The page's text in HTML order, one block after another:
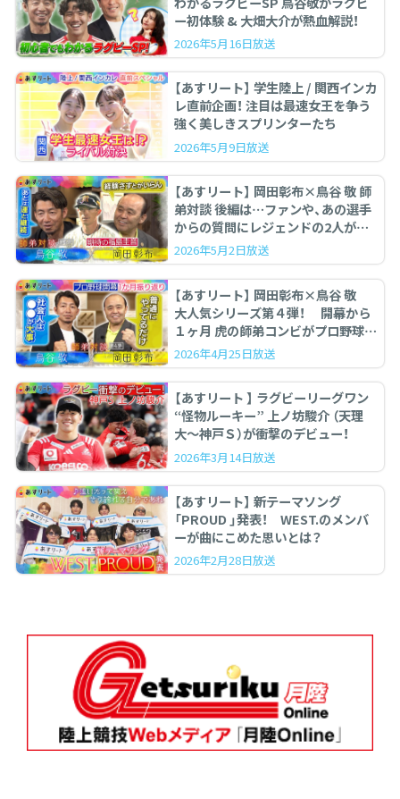
ー初体験 & 大畑大介が熱血解説！
2026年5月16日放送
【あすリート】 学生陸上 / 関西インカ
レ直前企画！ 注目は最速女王を争う
強く美しきスプリンターたち
2026年5月9日放送
【あすリート】 岡田彰布×鳥谷 敬 師
弟対談 後編は…ファンや、あの選手
からの質問にレジェンドの2人が答
えます。
2026年5月2日放送
【あすリート】 岡田彰布×鳥谷 敬
大人気シリーズ第４弾！ 開幕から
１ヶ月 虎の師弟コンビがプロ野球を
ぶった斬る！
2026年4月25日放送
【あすリート 】 ラグビーリーグワン
“怪物ルーキー” 上ノ坊駿介 （天理
大〜神戸Ｓ）が衝撃のデビュー！
2026年3月14日放送
【あすリート】 新テーマソング
「PROUD 」発表！ WEST.のメンバ
ーが曲にこめた思いとは？
2026年2月28日放送